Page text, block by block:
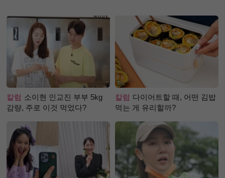
칼럼 소이현 인교진 부부 5kg
감량, 주로 이것 먹었다?
칼럼 다이어트할 때, 어떤 김밥
먹는 게 유리할까?